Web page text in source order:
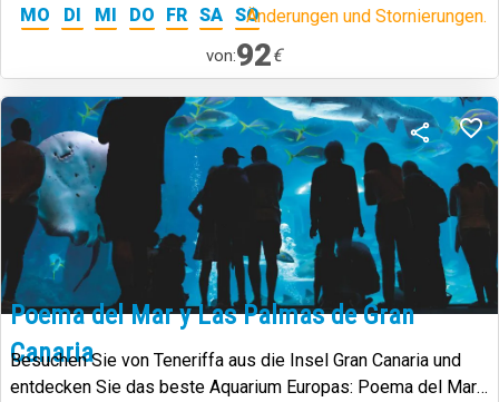
MO DI MI DO FR SA SOÄnderungen und Stornierungen.
von:92€
Poema del Mar y Las Palmas de Gran
Canaria
Besuchen Sie von Teneriffa aus die Insel Gran Canaria und
entdecken Sie das beste Aquarium Europas: Poema del Mar,